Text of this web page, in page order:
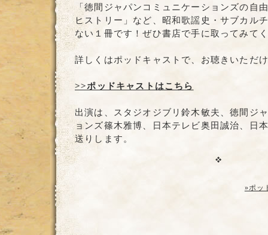
「徳間ジャパンコミュニケーションズの自
ヒストリー」など、昭和歌謡史・サブカル
ない１冊です！ぜひ書店で手に取ってみて
詳しくはポッドキャストで、お聴きいただ
>>ポッドキャストはこちら
出演は、スタジオジブリ鈴木敏夫、徳間ジ
ョンズ篠木雅博、日本テレビ奥田誠治、日
送りします。
»ポッ